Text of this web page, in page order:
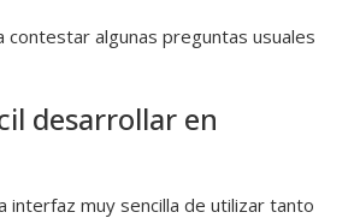
contestar algunas preguntas usuales
desarrollar en
interfaz muy sencilla de utilizar tanto